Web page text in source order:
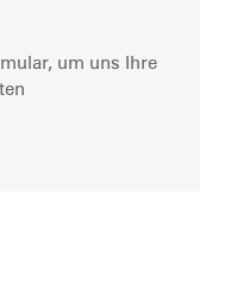
um uns Ihre